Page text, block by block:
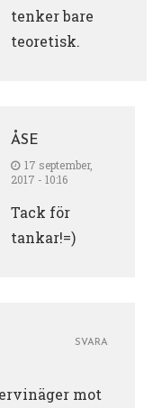
tenker bare
teoretisk.
ÅSE
17 september,
2017 - 10:16
Tack för
tankar!=)
mot
SVARA